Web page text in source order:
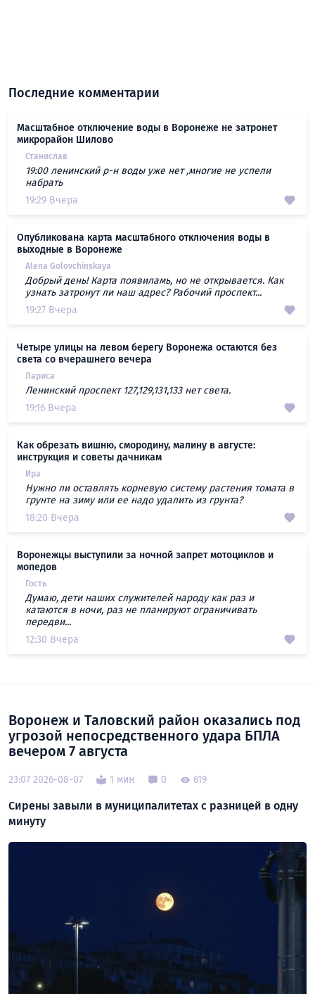
Последние комментарии
Масштабное отключение воды в Воронеже не затронет
микрорайон Шилово
Станислав
19:00 ленинский р-н воды уже нет ,многие не успели
набрать
19:29 Вчера
Опубликована карта масштабного отключения воды в
выходные в Воронеже
Alena Golovchinskaya
Добрый день! Карта появиламь, но не открывается. Как
узнать затронут ли наш адрес? Рабочий проспект...
19:27 Вчера
Четыре улицы на левом берегу Воронежа остаются без
света со вчерашнего вечера
Лариса
Ленинский проспект 127,129,131,133 нет света.
19:16 Вчера
Как обрезать вишню, смородину, малину в августе:
инструкция и советы дачникам
Ира
Нужно ли оставлять корневую систему растения томата в
грунте на зиму или ее надо удалить из грунта?
18:20 Вчера
Воронежцы выступили за ночной запрет мотоциклов и
мопедов
Гость
Думаю, дети наших служителей народу как раз и
катаются в ночи, раз не планируют ограничивать
передви...
12:30 Вчера
Воронеж и Таловский район оказались под
угрозой непосредственного удара БПЛА
вечером 7 августа
23:07 2026-08-07 1 мин 0 619
Сирены завыли в муниципалитетах с разницей в одну
минуту